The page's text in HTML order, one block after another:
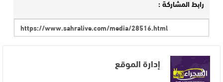
رابط المشاركة :
إدارة الموقع